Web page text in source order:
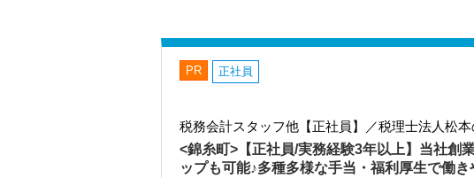
PR 正社員
税務会計スタッフ他【正社員】／税理士法人松
<錦糸町>【正社員/実務経験3年以上】当社創
ップも可能♪多種多様な手当・福利厚生で働